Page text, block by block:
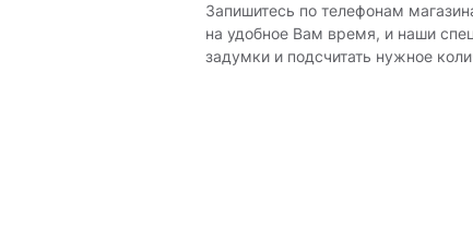
Запишитесь по телефонам
на удобное Вам время, и наши
задумки и подсчитать нужное